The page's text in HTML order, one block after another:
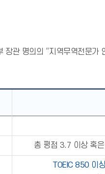
관 명의의 “지역무역전문가
총 평점 3.7 이상 혹
TOEIC 850 이